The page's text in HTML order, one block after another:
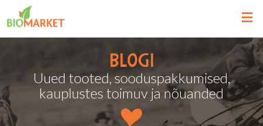
Blogi
Uued tooted, sooduspakkumised,
kauplustes toimuv ja nõuanded